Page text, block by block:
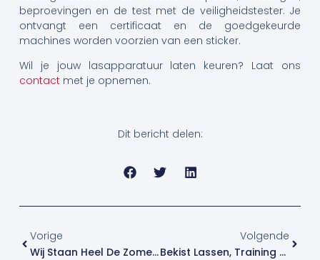
beproevingen en de test met de veiligheidstester. Je
ontvangt een certificaat en de goedgekeurde
machines worden voorzien van een sticker.
Wil je jouw lasapparatuur laten keuren? Laat ons
contact met je opnemen.
Dit bericht delen:
Vorige
Wij Staan Heel De Zomer Voor U Klaar!
Volgende
Bekist Lassen, Training Op Maat